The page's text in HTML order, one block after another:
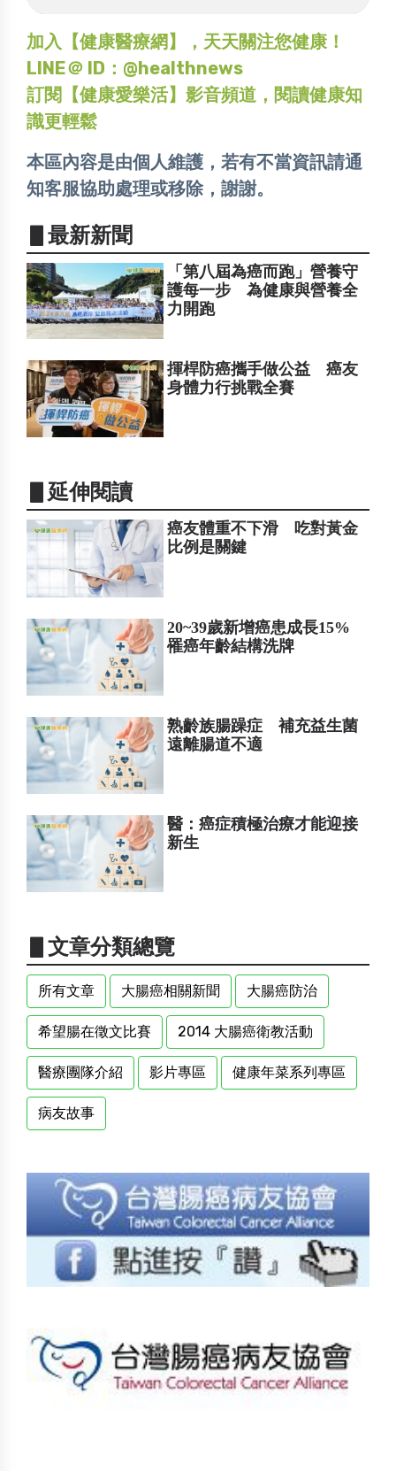
加入【健康醫療網】，天天關注您健康！
LINE＠ ID：@healthnews
訂閱【健康愛樂活】影音頻道，閱讀健康知
識更輕鬆
本區內容是由個人維護，若有不當資訊請通
知客服協助處理或移除，謝謝。
▋最新新聞
「第八屆為癌而跑」營養守
護每一步 為健康與營養全
力開跑
揮桿防癌攜手做公益 癌友
身體力行挑戰全賽
▋延伸閱讀
癌友體重不下滑 吃對黃金
比例是關鍵
20~39歲新增癌患成長15%
罹癌年齡結構洗牌
熟齡族腸躁症 補充益生菌
遠離腸道不適
醫：癌症積極治療才能迎接
新生
▋文章分類總覽
所有文章 大腸癌相關新聞 大腸癌防治
希望腸在徵文比賽 2014 大腸癌衛教活動
醫療團隊介紹 影片專區 健康年菜系列專區
病友故事